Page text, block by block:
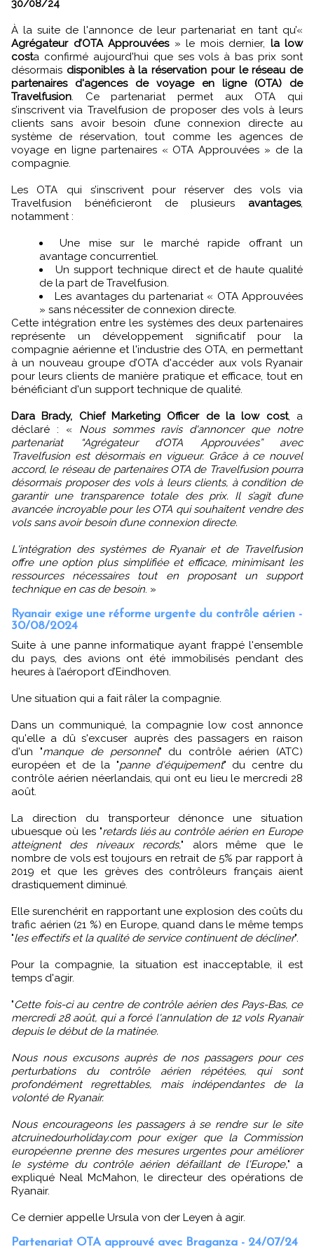
30/08/24
À la suite de l'annonce de leur partenariat en tant qu’«
Agrégateur d’OTA Approuvées» le mois dernier, la low
costa confirmé aujourd'hui que ses vols à bas prix sont
désormais disponibles à la réservation pour le réseau de
partenaires d'agences de voyage en ligne (OTA) de
Travelfusion. Ce partenariat permet aux OTA qui
s’inscrivent via Travelfusion de proposer des vols à leurs
clients sans avoir besoin d’une connexion directe au
système de réservation, tout comme les agences de
voyage en ligne partenaires « OTA Approuvées » de la
compagnie.
Les OTA qui s’inscrivent pour réserver des vols via
Travelfusion bénéficieront de plusieurs avantages,
notamment :
Une mise sur le marché rapide offrant un
avantage concurrentiel.
Un support technique direct et de haute qualité
de la part de Travelfusion.
Les avantages du partenariat « OTA Approuvées
» sans nécessiter de connexion directe.
Cette intégration entre les systèmes des deux partenaires
représente un développement significatif pour la
compagnie aérienne et l'industrie des OTA, en permettant
à un nouveau groupe d’OTA d'accéder aux vols Ryanair
pour leurs clients de manière pratique et efficace, tout en
bénéficiant d'un support technique de qualité.
Dara Brady, Chief Marketing Officer de la low cost, a
déclaré : « Nous sommes ravis d'annoncer que notre
partenariat “Agrégateur d’OTA Approuvées” avec
Travelfusion est désormais en vigueur. Grâce à ce nouvel
accord, le réseau de partenaires OTA de Travelfusion pourra
désormais proposer des vols à leurs clients, à condition de
garantir une transparence totale des prix. Il s’agit d’une
avancée incroyable pour les OTA qui souhaitent vendre des
vols sans avoir besoin d’une connexion directe.
L'intégration des systèmes de Ryanair et de Travelfusion
offre une option plus simplifiée et efficace, minimisant les
ressources nécessaires tout en proposant un support
technique en cas de besoin. »
Ryanair exige une réforme urgente du contrôle aérien -
30/08/2024
Suite à une panne informatique ayant frappé l'ensemble
du pays, des avions ont été immobilisés pendant des
heures à l’aéroport d’Eindhoven.
Une situation qui a fait râler la compagnie.
Dans un communiqué, la compagnie low cost annonce
qu'elle a dû s'excuser auprès des passagers en raison
d'un "manque de personnel" du contrôle aérien (ATC)
européen et de la "panne d'équipement" du centre du
contrôle aérien néerlandais, qui ont eu lieu le mercredi 28
août.
La direction du transporteur dénonce une situation
ubuesque où les "retards liés au contrôle aérien en Europe
atteignent des niveaux records," alors même que le
nombre de vols est toujours en retrait de 5% par rapport à
2019 et que les grèves des contrôleurs français aient
drastiquement diminué.
Elle surenchérit en rapportant une explosion des coûts du
trafic aérien (21 %) en Europe, quand dans le même temps
"les effectifs et la qualité de service continuent de décliner".
Pour la compagnie, la situation est inacceptable, il est
temps d'agir.
"Cette fois-ci au centre de contrôle aérien des Pays-Bas, ce
mercredi 28 août, qui a forcé l'annulation de 12 vols Ryanair
depuis le début de la matinée.
Nous nous excusons auprès de nos passagers pour ces
perturbations du contrôle aérien répétées, qui sont
profondément regrettables, mais indépendantes de la
volonté de Ryanair.
Nous encourageons les passagers à se rendre sur le site
atcruinedourholiday.com pour exiger que la Commission
européenne prenne des mesures urgentes pour améliorer
le système du contrôle aérien défaillant de l'Europe," a
expliqué Neal McMahon, le directeur des opérations de
Ryanair.
Ce dernier appelle Ursula von der Leyen à agir.
Partenariat OTA approuvé avec Braganza - 24/07/24